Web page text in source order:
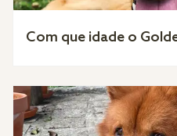
Com que idade o